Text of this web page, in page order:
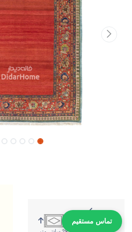
تماس مستقیم